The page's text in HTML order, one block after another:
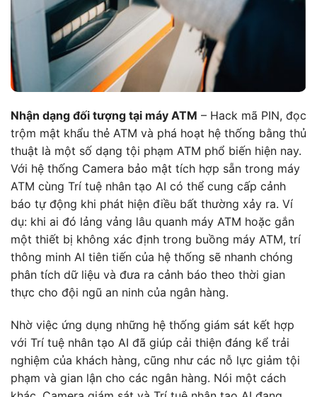
Nhận dạng đối tượng tại máy ATM – Hack mã PIN, đọc
trộm mật khẩu thẻ ATM và phá hoạt hệ thống bằng thủ
thuật là một số dạng tội phạm ATM phổ biến hiện nay.
Với hệ thống Camera bảo mật tích hợp sẵn trong máy
ATM cùng Trí tuệ nhân tạo AI có thể cung cấp cảnh
báo tự động khi phát hiện điều bất thường xảy ra. Ví
dụ: khi ai đó lảng vảng lâu quanh máy ATM hoặc gắn
một thiết bị không xác định trong buồng máy ATM, trí
thông minh AI tiên tiến của hệ thống sẽ nhanh chóng
phân tích dữ liệu và đưa ra cảnh báo theo thời gian
thực cho đội ngũ an ninh của ngân hàng.
Nhờ việc ứng dụng những hệ thống giám sát kết hợp
với Trí tuệ nhân tạo AI đã giúp cải thiện đáng kể trải
nghiệm của khách hàng, cũng như các nỗ lực giảm tội
phạm và gian lận cho các ngân hàng. Nói một cách